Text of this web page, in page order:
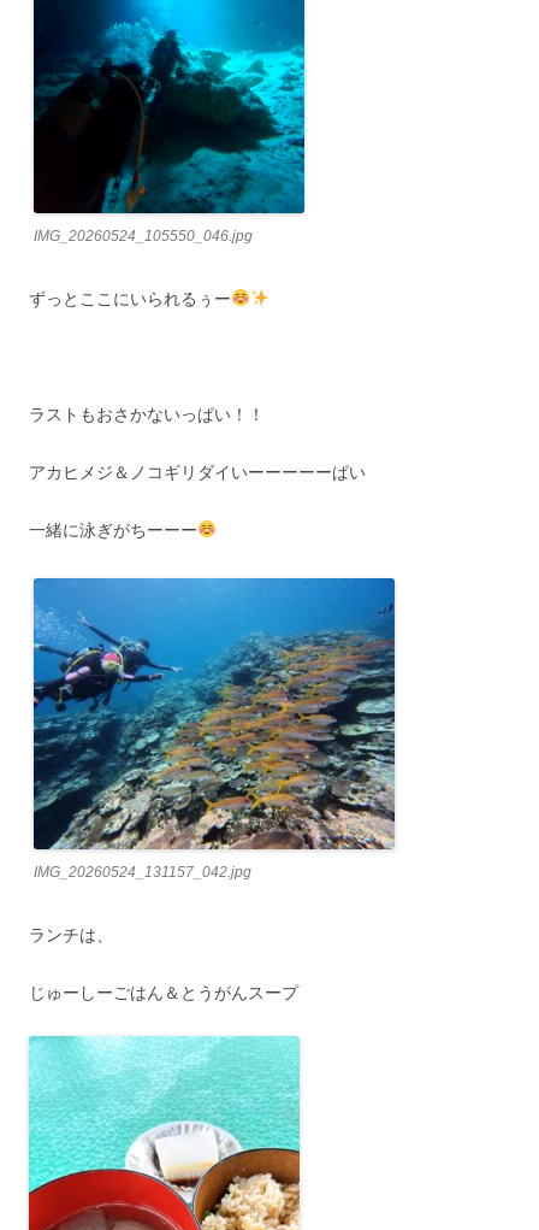
IMG_20260524_105550_046.jpg
ずっとここにいられるぅー
ラストもおさかないっぱい！！
アカヒメジ＆ノコギリダイいーーーーーぱい
一緒に泳ぎがちーーー
IMG_20260524_131157_042.jpg
ランチは、
じゅーしーごはん＆とうがんスープ